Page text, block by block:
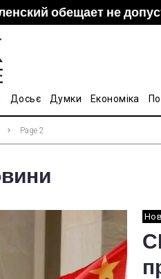
обещает не
5-тое заседание
Beijing Skyrizon и
ввели пошлину
Досьє Думки Економіка
Page 2